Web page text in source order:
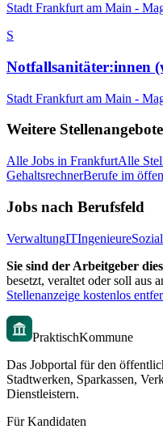
Stadt Frankfurt am Main -
S
Notfallsanitäter:innen
Stadt Frankfurt am Main -
Weitere Stellenangebote
Alle Jobs in FrankfurtAlle
GehaltsrechnerBerufe im
Jobs nach Berufsfeld
VerwaltungITIngenieure
Sie sind der Arbeitgeber
besetzt, veraltet oder soll aus
Stellenanzeige kostenlos
PraktischKommune
Das Jobportal für den
Stadtwerken, Sparkassen,
Dienstleistern.
Für Kandidaten